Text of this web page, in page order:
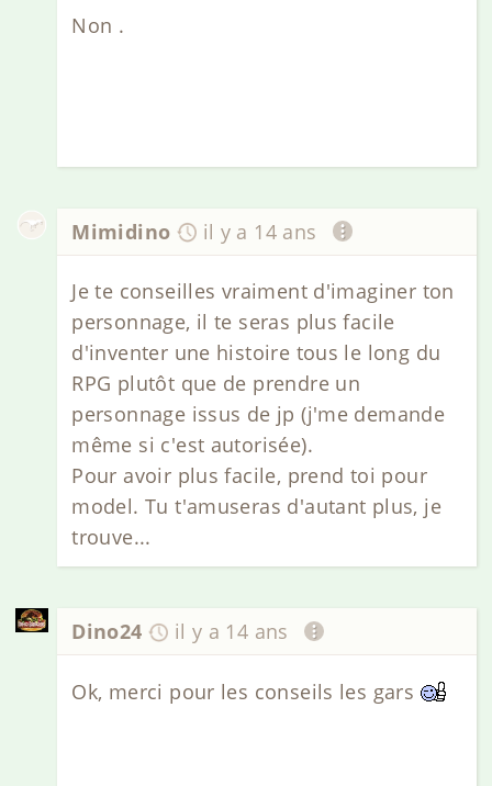
Non .
Mimidino il y a 14 ans
Je te conseilles vraiment d'imaginer ton
personnage, il te seras plus facile
d'inventer une histoire tous le long du
RPG plutôt que de prendre un
personnage issus de jp (j'me demande
même si c'est autorisée).
Pour avoir plus facile, prend toi pour
model. Tu t'amuseras d'autant plus, je
trouve...
Dino24 il y a 14 ans
Ok, merci pour les conseils les gars